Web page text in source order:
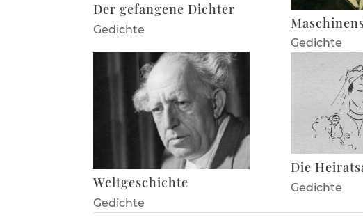
Der gefangene Dichter
Gedichte
Gedichte
Weltgeschichte
Gedichte
Die
Gedichte